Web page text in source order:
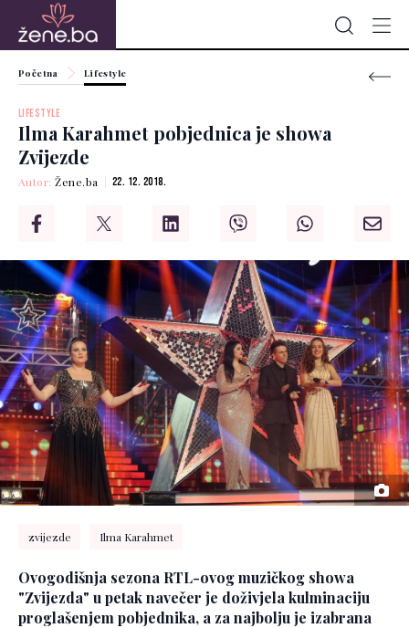
Početna Lifestyle
LIFESTYLE
Ilma Karahmet pobjednica je showa
Zvijezde
Autor:Žene.ba 22. 12. 2018.
zvijezde Ilma Karahmet
Ovogodišnja sezona RTL-ovog muzičkog showa
"Zvijezda" u petak navečer je doživjela kulminaciju
proglašenjem pobjednika, a za najbolju je izabrana